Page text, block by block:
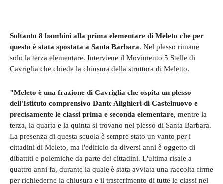
Soltanto 8 bambini alla prima elementare di Meleto che per
questo è stata spostata a Santa Barbara. Nel plesso rimane
solo la terza elementare. Interviene il Movimento 5 Stelle di
Cavriglia che chiede la chiusura della struttura di Meletto.
"Meleto è una frazione di Cavriglia che ospita un plesso
dell'Istituto comprensivo Dante Alighieri di Castelnuovo e
precisamente le classi prima e seconda elementare, mentre la
terza, la quarta e la quinta si trovano nel plesso di Santa Barbara.
La presenza di questa scuola è sempre stato un vanto per i
cittadini di Meleto, ma l'edificio da diversi anni è oggetto di
dibattiti e polemiche da parte dei cittadini. L'ultima risale a
quattro anni fa, durante la quale è stata avviata una raccolta firme
per richiederne la chiusura e il trasferimento di tutte le classi nel